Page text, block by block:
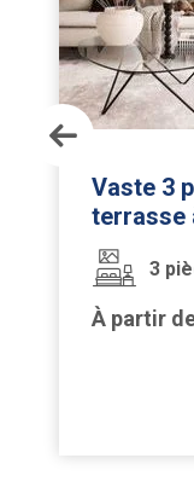
Vaste 3
terrasse
3
À partir